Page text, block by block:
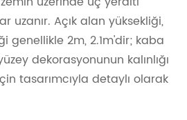
uzanır. Açık alan yüksekliği,
genellikle 2m, 2.1m'dir; kaba
dekorasyonunun kalınlığı
tasarımcıyla detaylı olarak